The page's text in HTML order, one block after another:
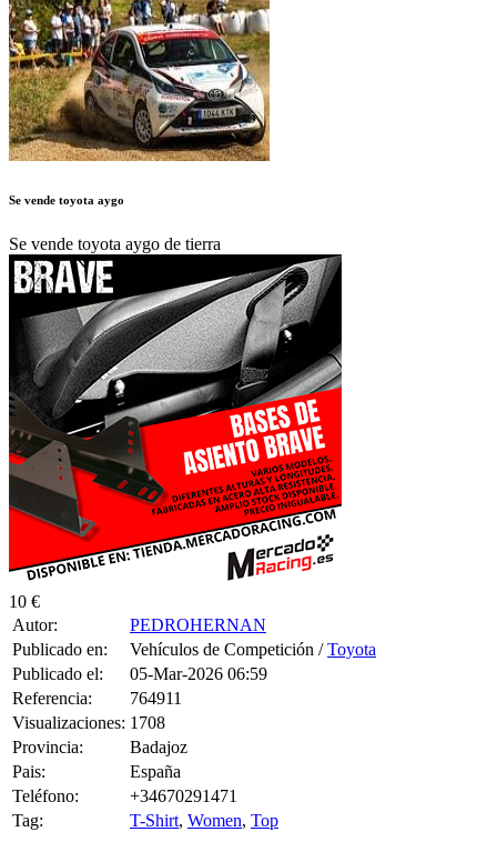
10 €
Autor:
Publicado en:
Vehículos de Competición /
Publicado el:
05-Mar-2026 06:59
Referencia:
764911
Visualizaciones:
1708
Provincia:
Badajoz
Pais:
España
Teléfono:
+34670291471
Tag:
T-Shirt,Women
SE VENDE AYGO DE TIERRA